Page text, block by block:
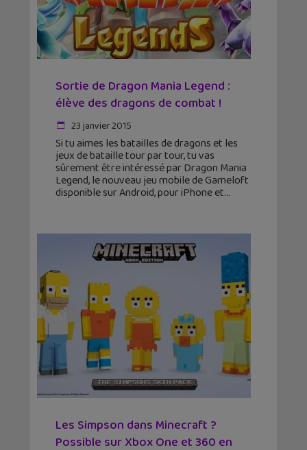
Sortie de Dragon Mania Legend :
élève des dragons de combat !
23 janvier 2015
Si tu aimes les batailles de dragons et les
jeux de bataille tour par tour, tu vas
sûrement être intéressé par Dragon Mania
Legend, le nouveau jeu mobile de Gameloft
disponible sur Android, pour iPhone et
Les Simpson dans Minecraft ?
Possible sur Xbox One et 360 en